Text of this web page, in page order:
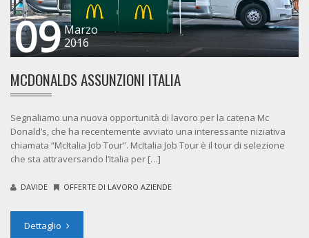
09 Marzo
2016
MCDONALDS ASSUNZIONI ITALIA
Segnaliamo una nuova opportunità di lavoro per la catena Mc
Donald’s, che ha recentemente avviato una interessante niziativa
chiamata “McItalia Job Tour”. McItalia Job Tour è il tour di selezione
che sta attraversando l’Italia per […]
DAVIDE OFFERTE DI LAVORO AZIENDE
Dettaglio